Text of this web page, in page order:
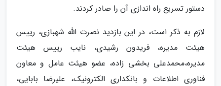
دستور تسریع راه اندازی آن را صادر کردند.
لازم به ذکر است، در این بازدید نصرت الله شهبازی، رییس
هیئت مدیره، فریدون رشیدی، نایب رییس هیئت
مدیره،محمدعلی بخشی زاده، عضو هیئت عامل و معاون
فناوری اطلاعات و بانکداری الکترونیک، علیرضا بابایی،